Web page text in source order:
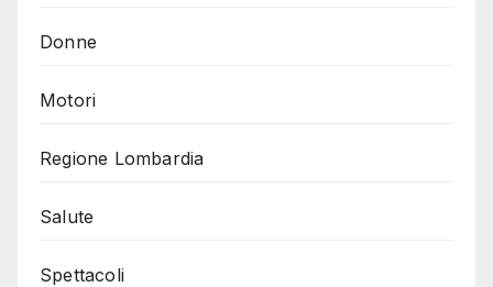
Donne
Motori
Regione Lombardia
Salute
Spettacoli